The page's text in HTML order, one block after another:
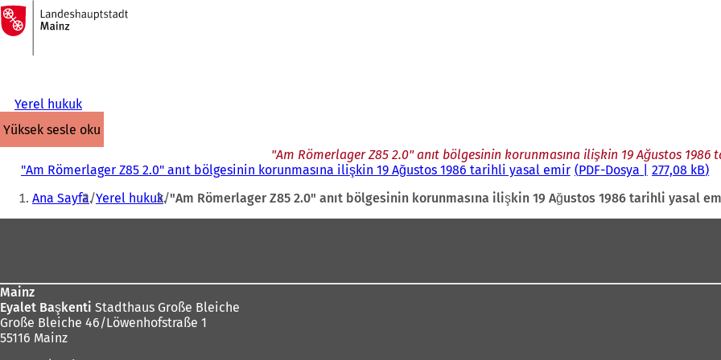
İçeriğe atla
Ana
sayfaya
Yerel hukuk
yüksek sesle oku
"Am Römerlager Z85 2.0" anıt bölgesinin korunmasına ilişkin 19 Ağustos 1986
"Am Römerlager Z85 2.0" anıt bölgesinin korunmasına ilişkin 19 Ağustos 1986 tarihli yasal emir PDF-Dosya 277,08 kB
Buradasınız:
Ana Sayfa Yerel hukuk "Am Römerlager Z85 2.0" anıt bölgesinin korunmasına ilişkin 19 Ağustos 1986 tarihli yasal
Mainz
Eyalet Başkenti Stadthaus Große Bleiche
Große Bleiche 46/Löwenhofstraße 1
55116 Mainz